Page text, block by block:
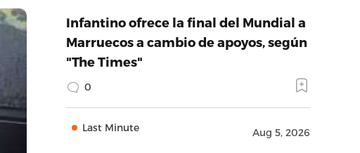
Infantino ofrece la final del Mundial a
Marruecos a cambio de apoyos, según
"The Times"
0
Last Minute Aug 5, 2026